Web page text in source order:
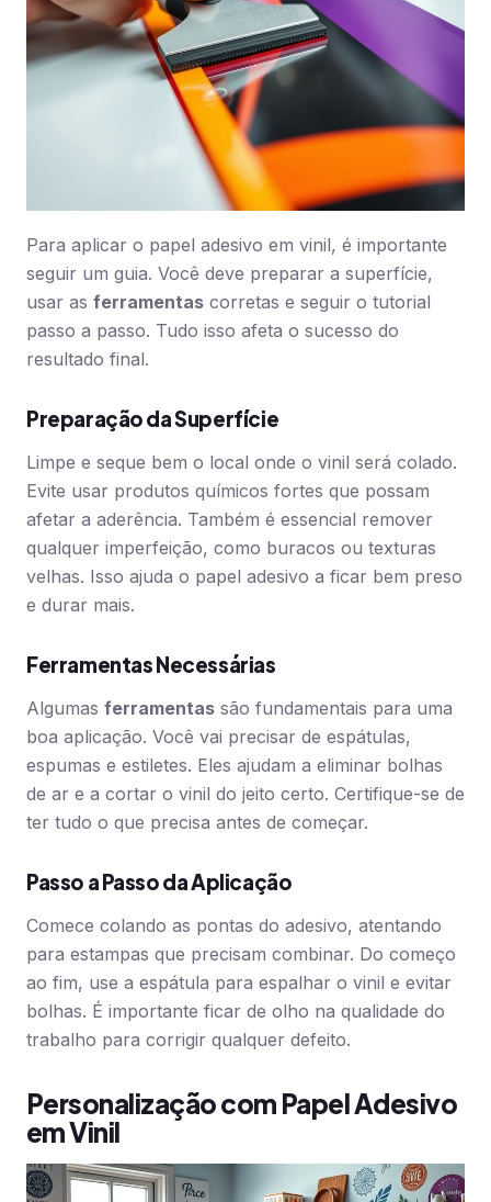
Para aplicar o papel adesivo em vinil, é importante
seguir um guia. Você deve preparar a superfície,
usar as ferramentas corretas e seguir o tutorial
passo a passo. Tudo isso afeta o sucesso do
resultado final.
Preparação da Superfície
Limpe e seque bem o local onde o vinil será colado.
Evite usar produtos químicos fortes que possam
afetar a aderência. Também é essencial remover
qualquer imperfeição, como buracos ou texturas
velhas. Isso ajuda o papel adesivo a ficar bem preso
e durar mais.
Ferramentas Necessárias
Algumas ferramentas são fundamentais para uma
boa aplicação. Você vai precisar de espátulas,
espumas e estiletes. Eles ajudam a eliminar bolhas
de ar e a cortar o vinil do jeito certo. Certifique-se de
ter tudo o que precisa antes de começar.
Passo a Passo da Aplicação
Comece colando as pontas do adesivo, atentando
para estampas que precisam combinar. Do começo
ao fim, use a espátula para espalhar o vinil e evitar
bolhas. É importante ficar de olho na qualidade do
trabalho para corrigir qualquer defeito.
Personalização com Papel Adesivo
em Vinil